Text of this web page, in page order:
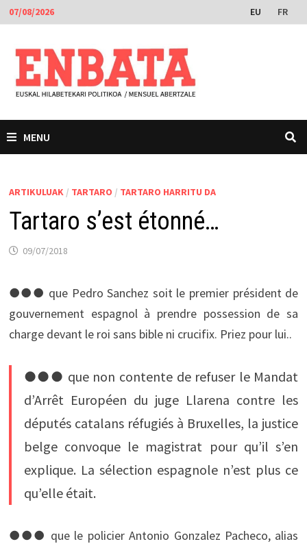
Skip
to
content
07/08/2026 EU FR
MENU
ARTIKULUAK / TARTARO / TARTARO HARRITU DA
Tartaro s’est étonné…
09/07/2018
●●● que Pedro Sanchez soit le premier président de
gouvernement espagnol à prendre possession de sa
charge devant le roi sans bible ni crucifix. Priez pour lui..
●●● que non contente de refuser le Mandat
d’Arrêt Européen du juge Llarena contre les
députés catalans réfugiés à Bruxelles, la justice
belge convoque le magistrat pour qu’il s’en
explique. La sélection espagnole n’est plus ce
qu’elle était.
●●● que le policier Antonio Gonzalez Pacheco, alias